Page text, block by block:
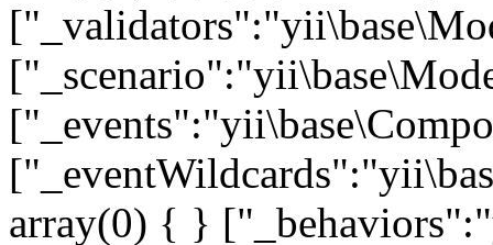
array(0) { }